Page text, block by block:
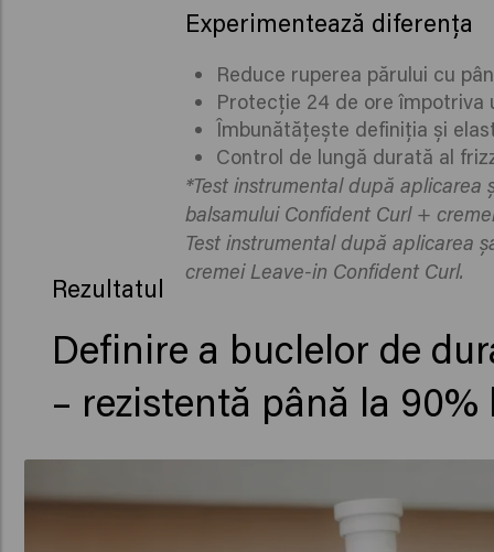
Rezultatul
Definire a buclelor de
– rezistentă până la
Experimentează diferența
Reduce ruperea părului cu
Protecție 24 de ore
Îmbunătățește definiția și
Control de lungă durată al
*Test instrumental după aplicarea
balsamului Confident Curl +
Test instrumental după aplicarea
cremei Leave-in Confident Curl.